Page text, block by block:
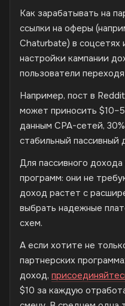
Как зарабатывать на
ссылки на оферы
Chaturbate) в соцсетях
настройки кампании
пользователи
Например, пост в
может приносить
данным CPA-сетей,
стабильный пассивный
Для пассивного
программ: они не
доход растет с
выбрать надежные
схем.
А если хотите не
партнерских
доход,
$10 за каждую